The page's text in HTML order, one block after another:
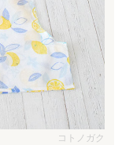
コトノガク